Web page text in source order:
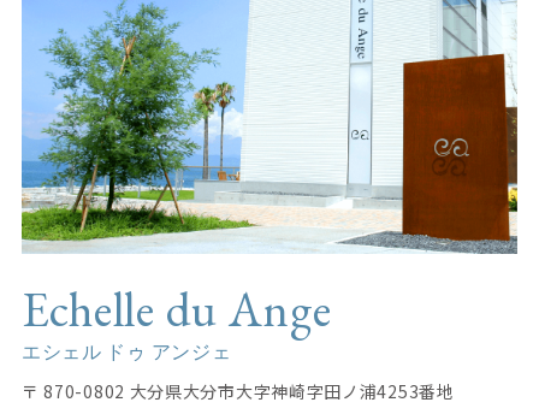
Echelle du Ange
エシェル ドゥ アンジェ
〒 870-0802 大分県大分市大字神崎字田ノ浦4253番地